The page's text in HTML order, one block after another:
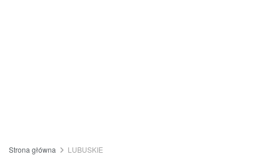
Strona główna LUBUSKIE